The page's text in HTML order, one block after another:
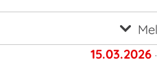
15.03.2026